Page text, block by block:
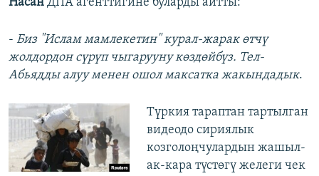
Насан ДПА агенттигине буларды айтты:
- Биз "Ислам мамлекетин" курал-жарак өтчү
жолдордон сүрүп чыгарууну көздөйбүз. Тел-
Абьядды алуу менен ошол максатка жакындадык.
Түркия тараптан тартылган
видеодо сириялык
козголоңчулардын жашыл-
ак-кара түстөгү желеги чек